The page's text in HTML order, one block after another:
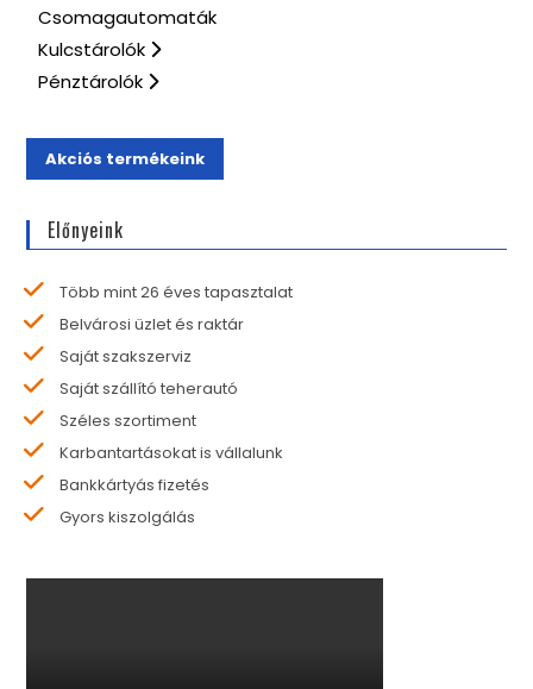
Csomagautomaták
Kulcstárolók
Pénztárolók
Akciós termékeink
Előnyeink
Több mint 26 éves tapasztalat
Belvárosi üzlet és raktár
Saját szakszerviz
Saját szállító teherautó
Széles szortiment
Karbantartásokat is vállalunk
Bankkártyás fizetés
Gyors kiszolgálás